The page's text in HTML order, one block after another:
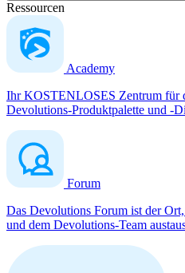
Ressourcen
Academy
Ihr KOSTENLOSES Zentrum für
Devolutions-Produktpalette und -
Forum
Das Devolutions Forum ist der
und dem Devolutions-Team